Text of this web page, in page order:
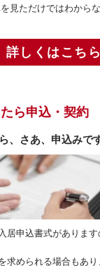
見ただけではわから
詳しくはこちら
ら申込・契約
、さあ、申込みで
居申込書式があります
求められる場合もあり